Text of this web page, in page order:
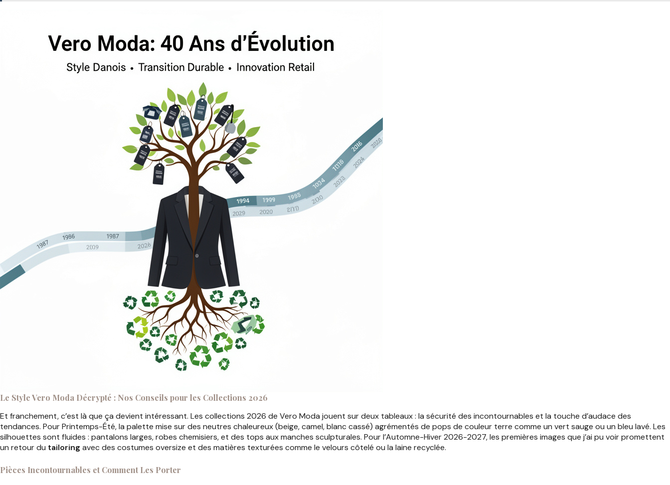
Le Style Vero Moda Décrypté : Nos Conseils pour les Collections 2026
Et franchement, c’est là que ça devient intéressant. Les collections 2026 de Vero Moda jouent sur deux tableaux : la sécurité des incontournables et la touche d’audace des
tendances. Pour Printemps-Été, la palette mise sur des neutres chaleureux (beige, camel, blanc cassé) agrémentés de pops de couleur terre comme un vert sauge ou un bleu lavé. Les
silhouettes sont fluides : pantalons larges, robes chemisiers, et des tops aux manches sculpturales. Pour l’Automne-Hiver 2026-2027, les premières images que j’ai pu voir promettent
un retour du tailoring avec des costumes oversize et des matières texturées comme le velours côtelé ou la laine recyclée.
Pièces Incontournables et Comment Les Porter